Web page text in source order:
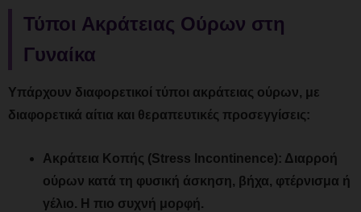
Τύποι Ακράτειας Ούρων στη
Γυναίκα
Υπάρχουν διαφορετικοί τύποι ακράτειας ούρων, με
διαφορετικά αίτια και θεραπευτικές προσεγγίσεις:
Ακράτεια Κοπής (Stress Incontinence): Διαρροή
ούρων κατά τη φυσική άσκηση, βήχα, φτέρνισμα ή
γέλιο. Η πιο συχνή μορφή.